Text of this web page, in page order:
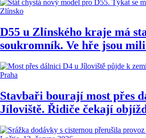
Zlínsko
D55 u Zlínského kraje má
soukromník. Ve hře jsou
Praha
Stavbaři bourají most přes
Jíloviště. Řidiče čekají